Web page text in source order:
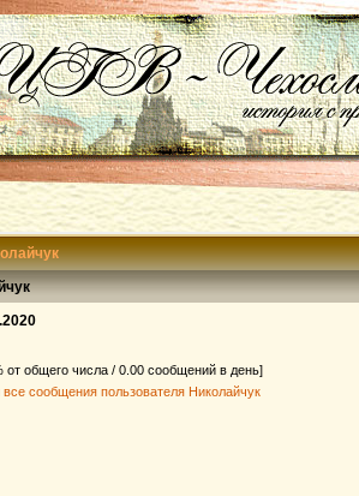
от общего числа / 0.00 сообщений в день]
все сообщения пользователя Николайчук